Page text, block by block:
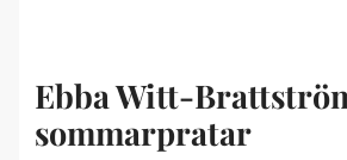
Ebba Witt-
sommarpratar